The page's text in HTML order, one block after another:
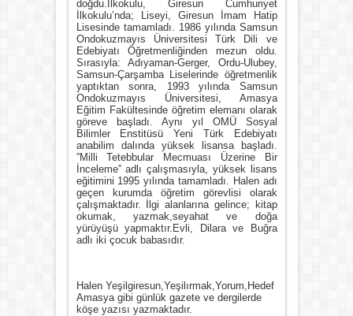
doğdu.İlkokulu, Giresun Cumhuriyet
İlkokulu’nda; Liseyi, Giresun İmam Hatip
Lisesinde tamamladı. 1986 yılında Samsun
Ondokuzmayıs Üniversitesi Türk Dili ve
Edebiyatı Öğretmenliğinden mezun oldu.
Sırasıyla: Adıyaman-Gerger, Ordu-Ulubey,
Samsun-Çarşamba Liselerinde öğretmenlik
yaptıktan sonra, 1993 yılında Samsun
Ondokuzmayıs Üniversitesi, Amasya
Eğitim Fakültesinde öğretim elemanı olarak
göreve başladı. Aynı yıl OMÜ Sosyal
Bilimler Enstitüsü Yeni Türk Edebiyatı
anabilim dalında yüksek lisansa başladı.
”Milli Tetebbular Mecmuası Üzerine Bir
İnceleme” adlı çalışmasıyla, yüksek lisans
eğitimini 1995 yılında tamamladı. Halen adı
geçen kurumda öğretim görevlisi olarak
çalışmaktadır. İlgi alanlarına gelince; kitap
okumak, yazmak,seyahat ve doğa
yürüyüşü yapmaktır.Evli, Dilara ve Buğra
adlı iki çocuk babasıdır.
Halen Yeşilgiresun,Yeşilırmak,Yorum,Hedef
Amasya gibi günlük gazete ve dergilerde
köşe yazısı yazmaktadır.